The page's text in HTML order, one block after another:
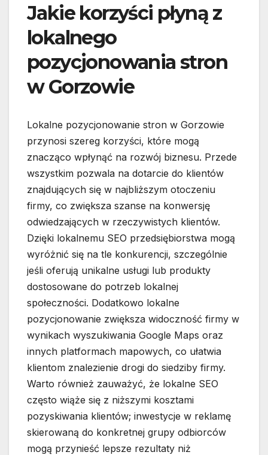
Jakie korzyści płyną z
lokalnego
pozycjonowania stron
w Gorzowie
Lokalne pozycjonowanie stron w Gorzowie
przynosi szereg korzyści, które mogą
znacząco wpłynąć na rozwój biznesu. Przede
wszystkim pozwala na dotarcie do klientów
znajdujących się w najbliższym otoczeniu
firmy, co zwiększa szanse na konwersję
odwiedzających w rzeczywistych klientów.
Dzięki lokalnemu SEO przedsiębiorstwa mogą
wyróżnić się na tle konkurencji, szczególnie
jeśli oferują unikalne usługi lub produkty
dostosowane do potrzeb lokalnej
społeczności. Dodatkowo lokalne
pozycjonowanie zwiększa widoczność firmy w
wynikach wyszukiwania Google Maps oraz
innych platformach mapowych, co ułatwia
klientom znalezienie drogi do siedziby firmy.
Warto również zauważyć, że lokalne SEO
często wiąże się z niższymi kosztami
pozyskiwania klientów; inwestycje w reklamę
skierowaną do konkretnej grupy odbiorców
mogą przynieść lepsze rezultaty niż